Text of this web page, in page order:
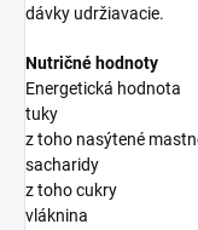
dávky udržiavacie.
Nutričné ​​hodnoty
Energetická hodnota
tuky
z toho nasýtené
sacharidy
z toho cukry
vláknina